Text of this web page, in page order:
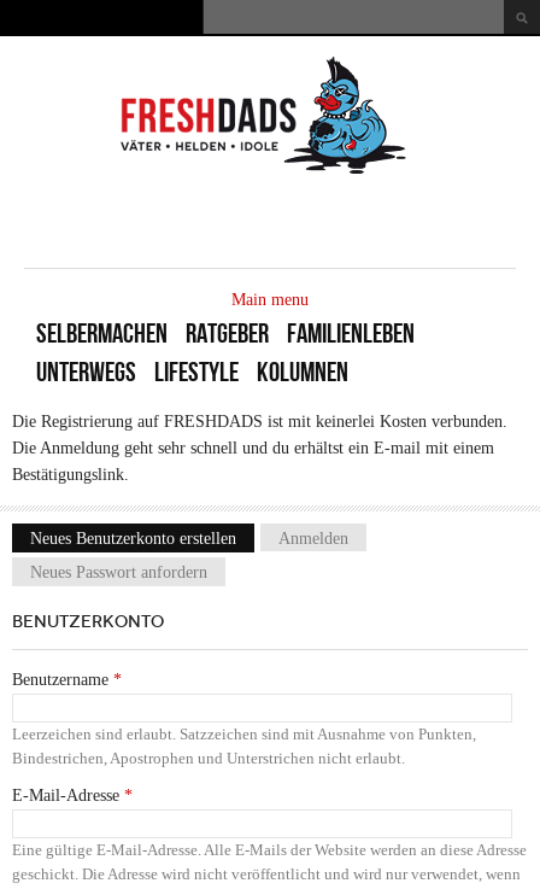
Suchformular
Main menu
SELBERMACHEN RATGEBER
FAMILIENLEBEN
UNTERWEGS
LIFESTYLE KOLUMNEN
Die Registrierung auf FRESHDADS ist mit keinerlei Kosten verbunden.
Die Anmeldung geht sehr schnell und du erhältst ein E-mail mit einem
Bestätigungslink.
Haupt-Reiter
Neues Benutzerkonto erstellen (aktiver Reiter)
Anmelden
Neues Passwort anfordern
BENUTZERKONTO
Benutzername *
Leerzeichen sind erlaubt. Satzzeichen sind mit Ausnahme von Punkten,
Bindestrichen, Apostrophen und Unterstrichen nicht erlaubt.
E-Mail-Adresse *
Eine gültige E-Mail-Adresse. Alle E-Mails der Website werden an diese Adresse
geschickt. Die Adresse wird nicht veröffentlicht und wird nur verwendet, wenn